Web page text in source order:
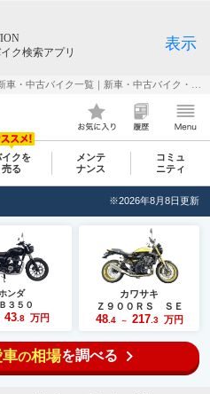
ク検索アプリ
表示
イクを
売る
メンテ
ナンス
コミュ
ニティ
※2026年8月8日更新
ホンダ
３５０
43.8 万円
カワサキ
Ｚ９００ＲＳ ＳＥ
48.4 ～ 217.3 万円
の相場を調べる